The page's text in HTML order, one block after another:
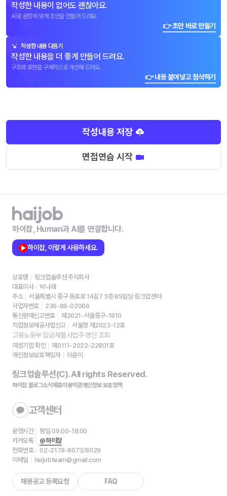
작성한 내용이 없어도 괜찮아요.
AI로 문항에 맞게 초안을 만들어 드려요.
👉 초안 바로 만들기
작성한 내용 다듬기
작성한 내용을 더 좋게 만들어 드려요.
구조와 표현을 구체적으로 개선해 드려요.
👉 내용 붙여넣고 첨삭하기
작성내용 저장
면접연습 시작
하이잡, Human과 AI를 연결합니다.
하이잡, 이렇게 사용하세요.
상호명
링크업솔루션 주식회사
대표이사
박나래
주소
서울특별시 중구 동호로 14길7 3층 BS빌딩 링크업센터
사업자번호
236-86-02066
통신판매신고번호
제2021-서울중구-1810
직업정보제공사업신고
서울청 제2023-12호
고용노동부 임금체불사업주 명단 조회
여성기업 확인
제0111-2022-22801호
개인정보보호책임자
이윤미
링크업솔루션(C). All rights Reserved.
하이잡 블로그소식제휴이용약관개인정보 보호정책
고객센터
운영시간
평일 09:00-18:00
카카오톡
@하이잡
전화번호
02-2178-8073/8029
이메일
haijobteam@gmail.com
채용공고 등록요청 FAQ